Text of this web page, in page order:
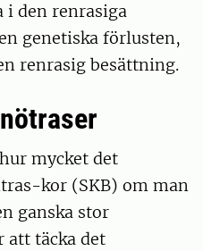
i den renrasiga
genetiska förlusten,
renrasig besättning.
mycket det
kor (SKB) om man
ganska stor
täcka det